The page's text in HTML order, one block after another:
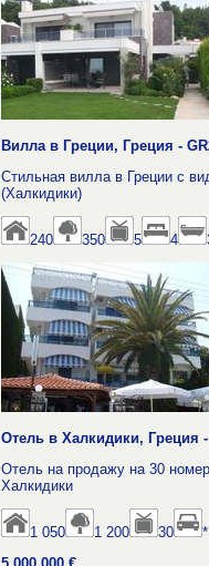
Вилла в Греции, Греция -
Стильная вилла в Греции с
(Халкидики)
240 350 5 4
Отель в Халкидики, Греция -
Отель на продажу на 30
Халкидики
1 050 1 200 30
*